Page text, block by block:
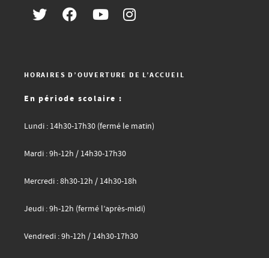
HORAIRES D’OUVERTURE DE L’ACCUEIL
En période scolaire :
Lundi : 14h30-17h30 (fermé le matin)
Mardi : 9h-12h / 14h30-17h30
Mercredi : 8h30-12h / 14h30-18h
Jeudi : 9h-12h (fermé l’après-midi)
Vendredi : 9h-12h / 14h30-17h30